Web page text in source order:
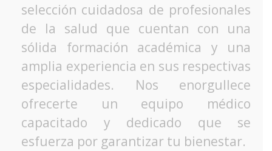
selección cuidadosa de profesionales
de la salud que cuentan con una
sólida formación académica y una
amplia experiencia en sus respectivas
especialidades. Nos enorgullece
ofrecerte un equipo médico
capacitado y dedicado que se
esfuerza por garantizar tu bienestar.